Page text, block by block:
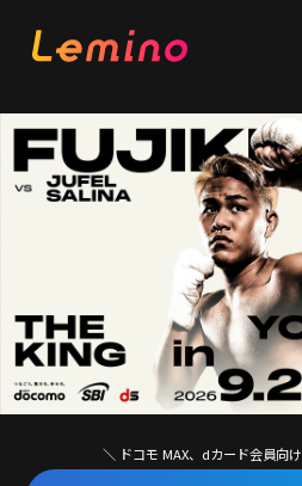
＼ ドコモ MAX、dカード会員向